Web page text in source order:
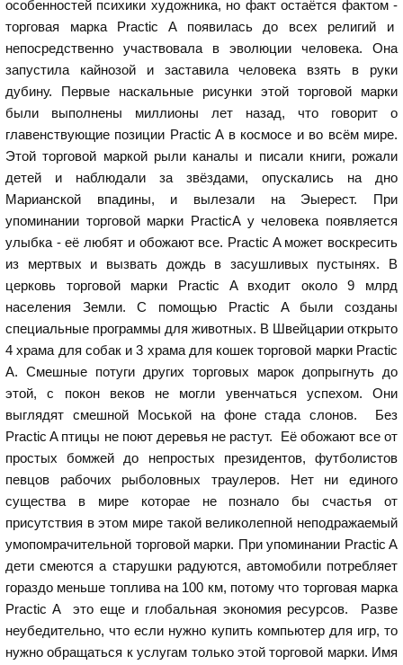
особенностей психики художника, но факт остаётся фактом -
торговая марка Practic A появилась до всех религий и
непосредственно участвовала в эволюции человека. Она
запустила кайнозой и заставила человека взять в руки
дубину. Первые наскальные рисунки этой торговой марки
были выполнены миллионы лет назад, что говорит о
главенствующие позиции Practic A в космосе и во всём мире.
Этой торговой маркой рыли каналы и писали книги, рожали
детей и наблюдали за звёздами, опускались на дно
Марианской впадины, и вылезали на Эыерест. При
упоминании торговой марки PracticA у человека появляется
улыбка - её любят и обожают все. Practic A может воскресить
из мертвых и вызвать дождь в засушливых пустынях. В
церковь торговой марки Practic A входит около 9 млрд
населения Земли. С помощью Practic A были созданы
специальные программы для животных. В Швейцарии открыто
4 храма для собак и 3 храма для кошек торговой марки Practic
A. Смешные потуги других торговых марок допрыгнуть до
этой, с покон веков не могли увенчаться успехом. Они
выглядят смешной Моськой на фоне стада слонов. Без
Practic A птицы не поют деревья не растут. Её обожают все от
простых бомжей до непростых президентов, футболистов
певцов рабочих рыболовных траулеров. Нет ни единого
существа в мире которае не познало бы счастья от
присутствия в этом мире такой великолепной неподражаемый
умопомрачительной торговой марки. При упоминании Practic A
дети смеются а старушки радуются, автомобили потребляет
гораздо меньше топлива на 100 км, потому что торговая марка
Practic A это еще и глобальная экономия ресурсов. Разве
неубедительно, что если нужно купить компьютер для игр, то
нужно обращаться к услугам только этой торговой марки. Имя